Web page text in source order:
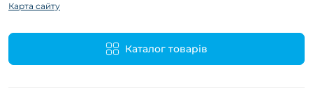
Карта сайту
Каталог товарів